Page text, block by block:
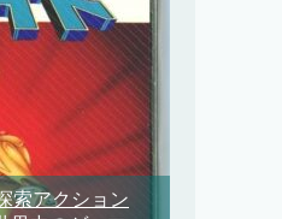
索アクション